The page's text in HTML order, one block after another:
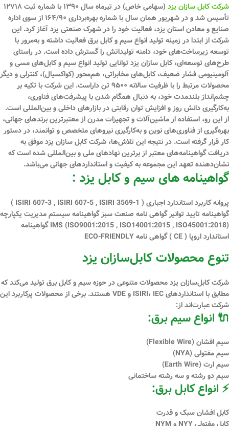
شرکت کابل سازان یزد
(سهامی خاص) در تیرماه سال ۱۳۹۰ با شماره ثبت ۱۲۷۱۸
تأسیس شد و در شهریور همان سال با شماره بهره‌برداری ۱۶۴/۹۰ از سوی اداره
صنایع و معادن استان یزد، فعالیت خود را در شهرک صنعتی یزد آغاز کرد. این
شرکت از ابتدا در زمینه تولید انواع سیم و کابل برق فعالیت داشته و به‌مرور با
توسعه زیرساخت‌های خود، دامنه تولیداتش را گسترش داده است. در راستای
طرح‌های توسعه‌ای، کابل سازان یزد توانایی تولید انواع سیم و کابل‌های مسی و
آلومینیومی فشار ضعیف، کابل‌های مخابراتی، هم‌محور (کواکسیال)، کنترلی و دیگر
محصولات مرتبط را با ظرفیت سالانه ۹۵۰۰ تن داراست. این شرکت با تکیه بر
چشم‌انداز بلندمدت خود، به دنبال همگام شدن با پیشرفت‌های فناوری،
به‌کارگیری دانش روز و افزایش توان رقابتی در بازارهای داخلی و بین‌المللی است.
از این رو، استفاده از ماشین‌آلات و تجهیزات مدرن از معتبرترین برندهای جهانی،
بهره‌گیری از فناوری‌های نوین و به‌کارگیری نیروهای متخصص و توانمند، در دستور
کار قرار گرفته است. در نتیجه این تلاش‌ها، شرکت کابل سازان یزد موفق به
دریافت گواهینامه‌های معتبر از برترین نهادهای ملی و بین‌المللی شده است که
نشان‌دهنده تعهد این مجموعه به کیفیت و استانداردهای جهانی می‌باشد.
گواهینامه های سیم و کابل یزد :
پروانه کاربرد استاندارد اجباری ( ISIRI 607-3 , ISIRI 607-5 , ISIRI 3569-1 )
گواهینامه تایید توانیر گواهی نامه صنعت سبز گواهینامه سیستم مدیریت یكپارچه
IMS (ISO9001:2015 , ISO14001:2015 , ISO45001:2018) گواهینامه
استاندارد اروپا ( CE ) گواهی نامه ECO-FRIENDLY
تنوع محصولات کابل‌سازان یزد
شرکت کابل‌سازان یزد محصولات متنوعی در حوزه سیم و کابل برق تولید می‌کند که
مطابق با استانداردهایISIRI، IEC و VDE
هستند. برخی از محصولات پرکاربرد این
شرکت عبارت‌اند از:
🔌 انواع سیم برق:
سیم افشان (Flexible Wire)
سیم مفتولی (NYA)
سیم ارت (Earth Wire)
سیم دو رشته و سه رشته ساختمانی
⚡ انواع کابل برق:
کابل افشان سبک و قدرت